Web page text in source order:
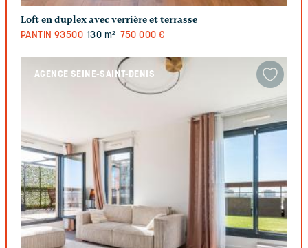
Loft en duplex avec verrière et terrasse
PANTIN 93500 130 m² 750 000 €
AGENCE SEINE-SAINT-DENIS